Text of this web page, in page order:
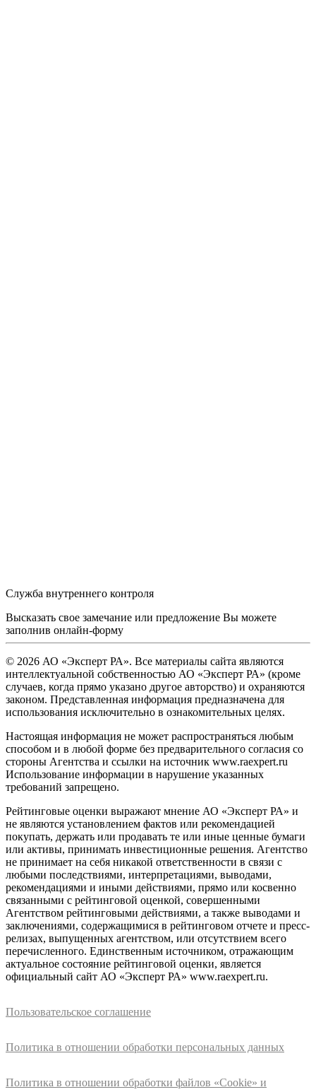
Служба внутреннего контроля
Высказать свое замечание или предложение Вы можете
заполнив онлайн-форму
© 2026 АО «Эксперт РА». Все материалы сайта являются
интеллектуальной собственностью АО «Эксперт РА» (кроме
случаев, когда прямо указано другое авторство) и охраняются
законом. Представленная информация предназначена для
использования исключительно в ознакомительных целях.
Настоящая информация не может распространяться любым
способом и в любой форме без предварительного согласия со
стороны Агентства и ссылки на источник www.raexpert.ru
Использование информации в нарушение указанных
требований запрещено.
Рейтинговые оценки выражают мнение АО «Эксперт РА» и
не являются установлением фактов или рекомендацией
покупать, держать или продавать те или иные ценные бумаги
или активы, принимать инвестиционные решения. Агентство
не принимает на себя никакой ответственности в связи с
любыми последствиями, интерпретациями, выводами,
рекомендациями и иными действиями, прямо или косвенно
связанными с рейтинговой оценкой, совершенными
Агентством рейтинговыми действиями, а также выводами и
заключениями, содержащимися в рейтинговом отчете и пресс-
релизах, выпущенных агентством, или отсутствием всего
перечисленного. Единственным источником, отражающим
актуальное состояние рейтинговой оценки, является
официальный сайт АО «Эксперт РА» www.raexpert.ru.
Пользовательское соглашение
Политика в отношении обработки персональных данных
Политика в отношении обработки файлов «Cookie» и